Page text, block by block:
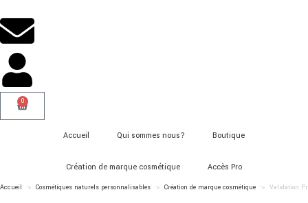
0
Accueil Qui sommes nous? Boutique
Création de marque cosmétique Accès Pro
Accueil -> Cosmétiques naturels personnalisables -> Création de marque cosmétique -> Validation